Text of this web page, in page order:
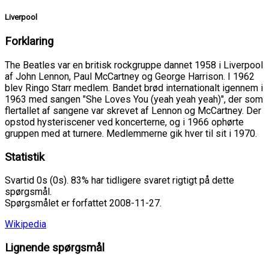
Liverpool
Forklaring
The Beatles var en britisk rockgruppe dannet 1958 i Liverpool
af John Lennon, Paul McCartney og George Harrison. I 1962
blev Ringo Starr medlem. Bandet brød internationalt igennem i
1963 med sangen "She Loves You (yeah yeah yeah)", der som
flertallet af sangene var skrevet af Lennon og McCartney. Der
opstod hysteriscener ved koncerterne, og i 1966 ophørte
gruppen med at turnere. Medlemmerne gik hver til sit i 1970.
Statistik
Svartid 0s (0s). 83% har tidligere svaret rigtigt på dette
spørgsmål.
Spørgsmålet er forfattet 2008-11-27.
Wikipedia
Lignende spørgsmål